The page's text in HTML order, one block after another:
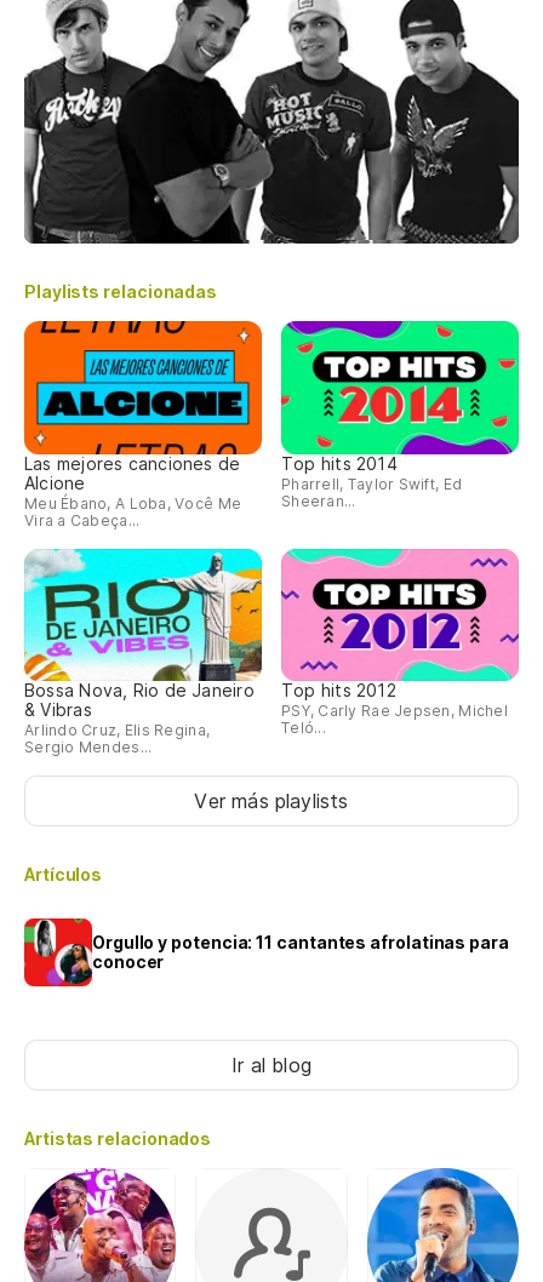
Playlists relacionadas
Las mejores canciones de
Alcione
Meu Ébano, A Loba, Você Me
Vira a Cabeça...
Top hits 2014
Pharrell, Taylor Swift, Ed
Sheeran...
Bossa Nova, Rio de Janeiro
& Vibras
Arlindo Cruz, Elis Regina,
Sergio Mendes...
Top hits 2012
PSY, Carly Rae Jepsen, Michel
Teló...
Ver más playlists
Artículos
Orgullo y potencia: 11 cantantes afrolatinas para
conocer
Ir al blog
Artistas relacionados